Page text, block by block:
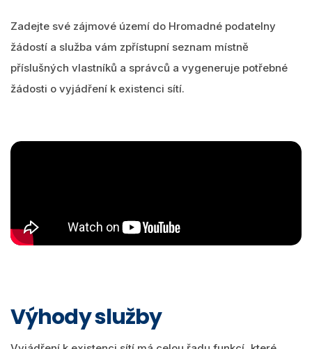
Zadejte své zájmové území do Hromadné podatelny
žádostí a služba vám zpřístupní seznam místně
příslušných vlastníků a správců a vygeneruje potřebné
žádosti o vyjádření k existenci sítí.
Výhody služby